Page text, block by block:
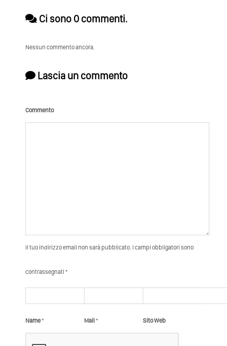
Ci sono 0 commenti.
Nessun commento ancora.
Lascia un commento
Commento
Il tuo indirizzo email non sarà pubblicato. I campi obbligatori sono
contrassegnati *
Name* Mail* Sito Web